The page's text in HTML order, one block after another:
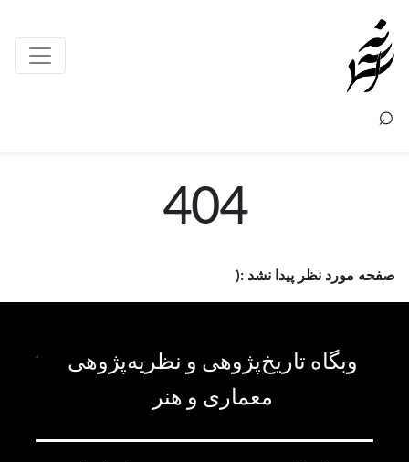
×
⌕
404
صفحه مورد نظر پیدا نشد :(
وبگاه تاریخ‌پژوهی و نظریه‌پژوهی
معماری و هنر